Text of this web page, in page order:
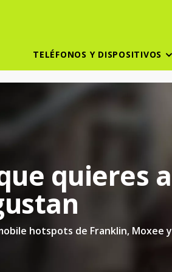
TELÉFONOS Y DISPOSITIVOS
quieres a
hotspots de Franklin, Moxee y